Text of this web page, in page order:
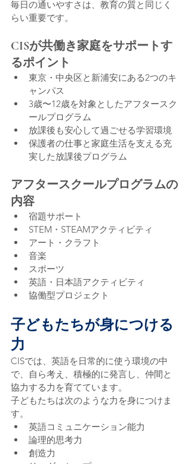
毎日の通いやすさは、教育の質と同じく
らい重要です。
CISが共働き家庭をサポートす
るポイント
東京・中央区と新浦安にある2つのキ
ャンパス
3歳〜12歳を対象としたアフタースク
ールプログラム
放課後も安心して過ごせる学習環境
保護者の仕事と家庭生活を支える充
実した放課後プログラム
アフタースクールプログラムの
内容
宿題サポート
STEM・STEAMアクティビティ
アート・クラフト
音楽
スポーツ
英語・日本語アクティビティ
協働型プロジェクト
子どもたちが身につける
力
CISでは、英語を日常的に使う環境の中
で、自ら考え、積極的に発言し、仲間と
協力する力を育てています。
子どもたちは次のような力を身につけま
す。
英語コミュニケーション能力
論理的思考力
創造力